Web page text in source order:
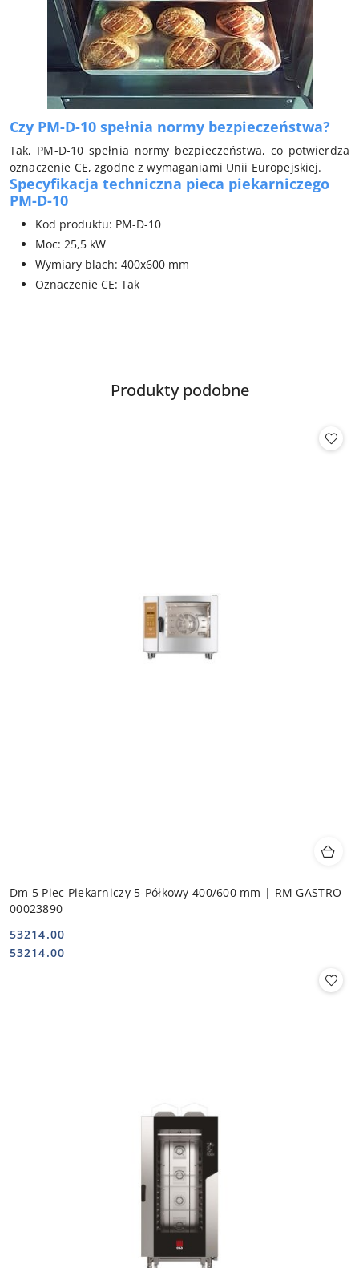
Czy PM-D-10 spełnia normy bezpieczeństwa?
Tak, PM-D-10 spełnia normy bezpieczeństwa, co potwierdza
oznaczenie CE, zgodne z wymaganiami Unii Europejskiej.
Specyfikacja techniczna pieca piekarniczego
PM-D-10
Kod produktu: PM-D-10
Moc: 25,5 kW
Wymiary blach: 400x600 mm
Oznaczenie CE: Tak
Pomiń karuzelę produktów
Produkty
Produkty podobne
Dm 5 Piec Piekarniczy 5-Półkowy 400/600 mm | RM GASTRO
00023890
Cena:
53214.00
Cena:
53214.00